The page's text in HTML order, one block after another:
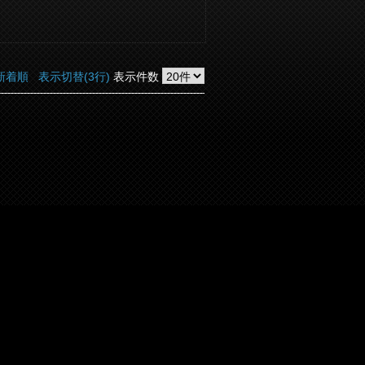
着順 表示切替(3行) 表示件数